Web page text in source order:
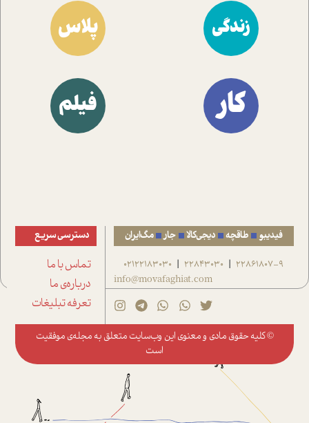
زندگی پلاس
کار فیلم
فیدیبو طاقچه دیجی‌کالا جار مگ‌ایران
22861807-9
|
22843030
|
02122183030
info@movafaghiat.com
دسترسی سریع
تماس با ما
درباره‌ی ما
تعرفه تبلیغات
© کلیه حقوق مادی و معنوی این وب‌سایت متعلق به مجله‌ی موفقیت
است